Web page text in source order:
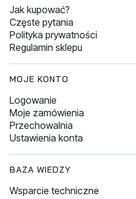
Jak kupować?
Częste pytania
Polityka prywatności
Regulamin sklepu
MOJE KONTO
Logowanie
Moje zamówienia
Przechowalnia
Ustawienia konta
BAZA WIEDZY
Wsparcie techniczne